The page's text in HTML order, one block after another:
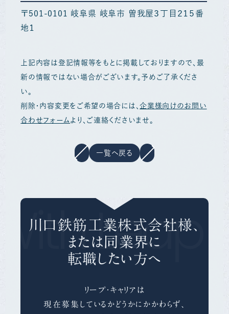
〒501-0101 岐阜県 岐阜市 曽我屋３丁目２１５番
地１
上記内容は登記情報等をもとに掲載しておりますので、最
新の情報ではない場合がございます。予めご了承くださ
い。
削除・内容変更をご希望の場合には、企業様向けのお問い
合わせフォーム より、ご連絡くださいませ。
一覧へ戻る
Leap
川口鉄筋工業株式会社様、
または同業界に
転職したい方へ
リープ・キャリアは
現在募集しているかどうかにかかわらず、